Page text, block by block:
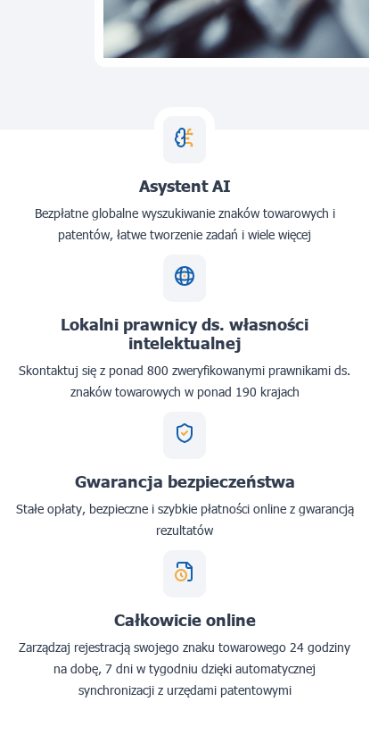
Asystent AI
Bezpłatne globalne wyszukiwanie znaków towarowych i
patentów, łatwe tworzenie zadań i wiele więcej
Lokalni prawnicy ds. własności
intelektualnej
Skontaktuj się z ponad 800 zweryfikowanymi prawnikami ds.
znaków towarowych w ponad 190 krajach
Gwarancja bezpieczeństwa
Stałe opłaty, bezpieczne i szybkie płatności online z gwarancją
rezultatów
Całkowicie online
Zarządzaj rejestracją swojego znaku towarowego 24 godziny
na dobę, 7 dni w tygodniu dzięki automatycznej
synchronizacji z urzędami patentowymi